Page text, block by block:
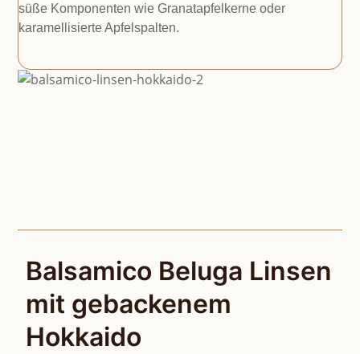
süße Komponenten wie Granatapfelkerne oder
karamellisierte Apfelspalten.
Balsamico Beluga Linsen
mit gebackenem
Hokkaido